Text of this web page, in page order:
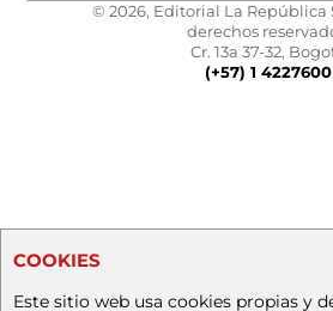
© 2026, Editorial La República
derechos
Cr. 13a 37-32,
(+57) 1 4227600
COOKIES
Este sitio web usa cookies propias y